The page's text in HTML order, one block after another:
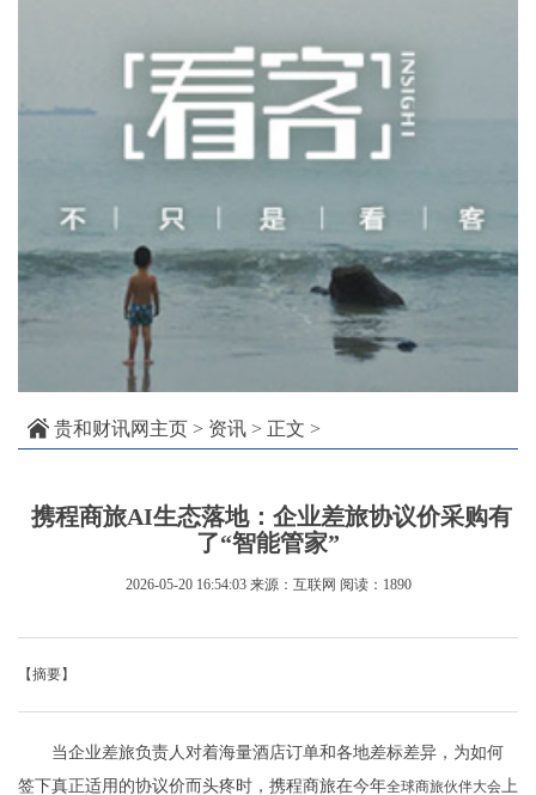
贵和财讯网主页 > 资讯 > 正文 >
​ 携程商旅AI生态落地：企业差旅协议价采购有
了“智能管家”
2026-05-20 16:54:03 来源：互联网 阅读：1890
【摘要】
当企业差旅负责人对着海量酒店订单和各地差标差异，为如何
签下真正适用的协议价而头疼时，携程商旅在今年全球商旅伙伴大会上